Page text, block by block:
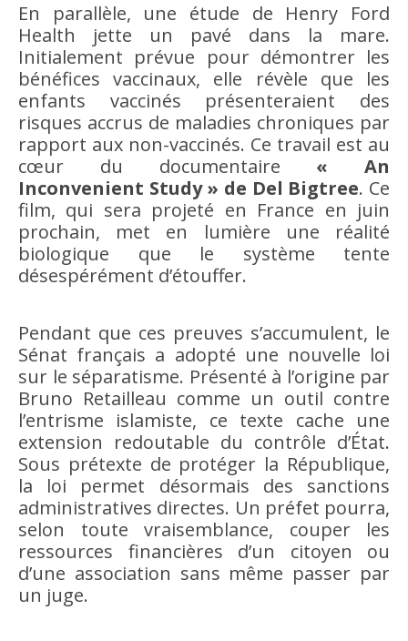
En parallèle, une étude de Henry Ford
Health jette un pavé dans la mare.
Initialement prévue pour démontrer les
bénéfices vaccinaux, elle révèle que les
enfants vaccinés présenteraient des
risques accrus de maladies chroniques par
rapport aux non-vaccinés. Ce travail est au
cœur du documentaire « An
Inconvenient Study » de Del Bigtree. Ce
film, qui sera projeté en France en juin
prochain, met en lumière une réalité
biologique que le système tente
désespérément d’étouffer.
Pendant que ces preuves s’accumulent, le
Sénat français a adopté une nouvelle loi
sur le séparatisme. Présenté à l’origine par
Bruno Retailleau comme un outil contre
l’entrisme islamiste, ce texte cache une
extension redoutable du contrôle d’État.
Sous prétexte de protéger la République,
la loi permet désormais des sanctions
administratives directes. Un préfet pourra,
selon toute vraisemblance, couper les
ressources financières d’un citoyen ou
d’une association sans même passer par
un juge.